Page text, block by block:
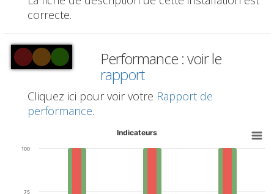
correcte.
Performance : voir le
rapport
Cliquez ici pour voir votre Rapport de
performance.
Indicateurs
75
100